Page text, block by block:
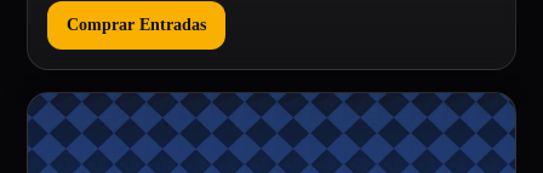
Comprar Entradas